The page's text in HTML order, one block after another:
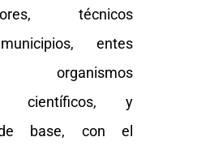
técnicos
entes
organismos
científicos, y
de base, con el